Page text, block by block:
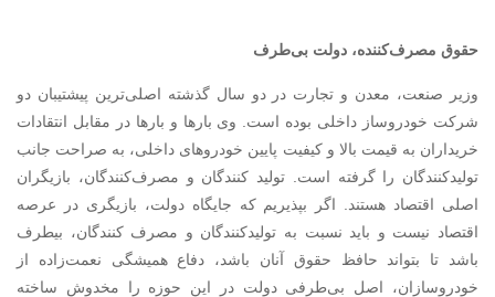
حقوق مصرف‌کننده، دولت بی‌طرف
وزیر صنعت، معدن و تجارت در دو سال گذشته اصلی‌ترین پیشتیبان دو
شرکت خودروساز داخلی بوده است. وی بارها و بارها در مقابل انتقادات
خریداران به قیمت بالا و کیفیت پایین خودروهای داخلی، به صراحت جانب
تولیدکنندگان را گرفته است. تولید کنندگان و مصرف‌کنندگان، بازیگران
اصلی اقتصاد هستند. اگر بپذیریم که جایگاه دولت، بازیگری در عرصه
اقتصاد نیست و باید نسبت به تولیدکنندگان و مصرف کنندگان، بیطرف
باشد تا بتواند حافظ حقوق آنان باشد، دفاع همیشگی نعمت‌زاده از
خودروسازان، اصل بی‌طرفی دولت در این حوزه را مخدوش ساخته